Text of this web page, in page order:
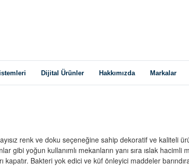
Dijital Ürünler Hakkımızda Markalar
renk ve doku seçeneğine sahip dekoratif ve kaliteli
gibi yoğun kullanımlı mekanların yanı sıra ıslak
kapatır. Bakteri yok edici ve küf önleyici maddeler